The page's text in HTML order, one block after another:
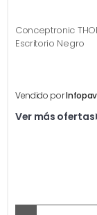
Conceptronic
Escritorio Negro
Vendido por
Ver más ofertas